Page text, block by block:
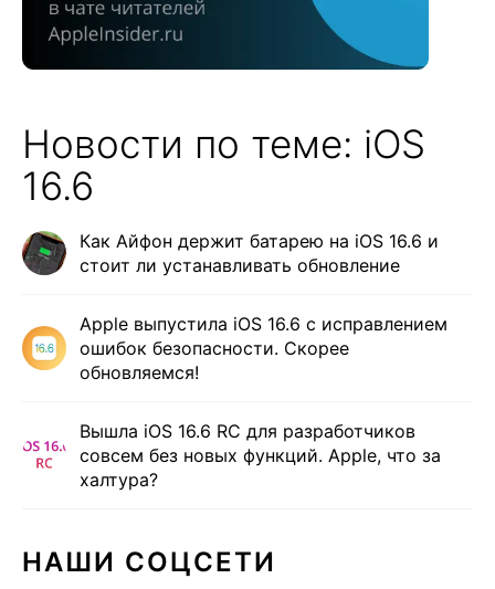
Новости по теме: iOS
16.6
Как Айфон держит батарею на iOS 16.6 и
стоит ли устанавливать обновление
Apple выпустила iOS 16.6 с исправлением
ошибок безопасности. Скорее
обновляемся!
Вышла iOS 16.6 RC для разработчиков
совсем без новых функций. Apple, что за
халтура?
НАШИ СОЦСЕТИ